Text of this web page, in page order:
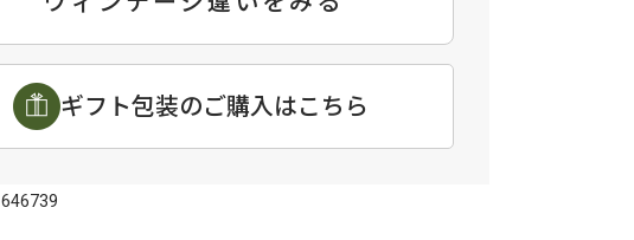
ギフト包装のご購入はこちら
646739